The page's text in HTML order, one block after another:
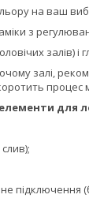
на ваш
з
залів)
залі,
процес
для
підключення